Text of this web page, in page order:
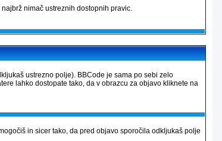
nimač ustreznih dostopnih pravic.
ustrezno polje). BBCode je sama po sebi zelo
lahko dostopate tako, da v obrazcu za objavo kliknete na
in sicer tako, da pred objavo sporočila odkljukaš polje